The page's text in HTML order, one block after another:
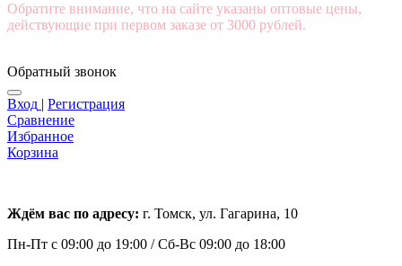
Обратите внимание, что на сайте указаны оптовые цены,
действующие при первом заказе от 3000 рублей.
Обратный звонок
Вход | Регистрация
Сравнение
Избранное
Корзина
Ждём вас по адресу: г. Томск, ул. Гагарина, 10
Пн-Пт с 09:00 до 19:00 /Сб-Вс 09:00 до 18:00